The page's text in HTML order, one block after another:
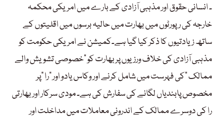
۔ انسانی حقوق اور مذہبی آزادی کے بارے میں امریکی محکمہ
خارجہ کی رپورٹوں میں بھارت میں حالیہ برسوں میں اقلیتوں کے
ساتھ زیادتیوں کا ذکر کیا گیا ہے۔کمیشن نے امریکی حکومت کو
مذہبی آزادی کی خلاف ورزیوں پر بھارت کو ”خصوصی تشویش والے
ممالک ”کی فہرست میں شامل کرنے اور وکاس یادو اور ”را ”پر
مخصوص پابندیاں لگانے کی سفارش کی ہے۔ مودی سرکار اور بھارتی
را کی دوسرے ممالک کے اندرونی معاملات میں مداخلت اور